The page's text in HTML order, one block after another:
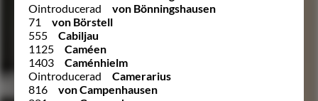
Ointroducerad
von Bönningshausen
71
von Börstell
555
Cabiljau
1125
Caméen
1403
Caménhielm
Ointroducerad
Camerarius
816
von Campenhausen